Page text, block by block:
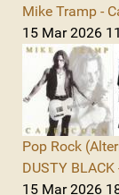
Mike Tramp -
15 Mar 2026
Pop Rock
DUSTY
15 Mar 2026